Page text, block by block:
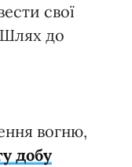
свої
Шлях до
вогню,
добу